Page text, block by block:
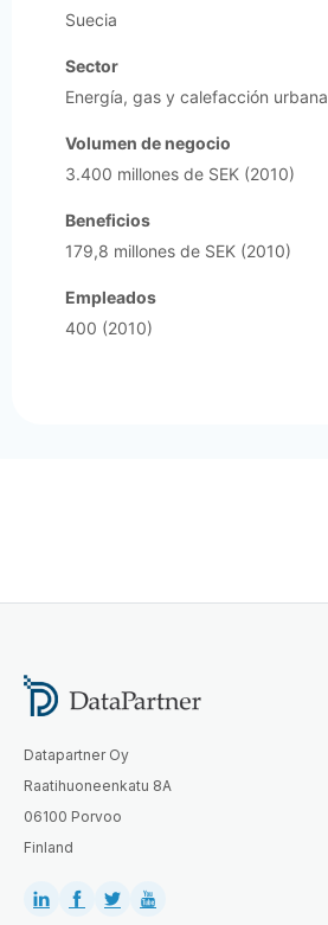
Suecia
Sector
Energía, gas y calefacción urbana
Volumen de negocio
3.400 millones de SEK (2010)
Beneficios
179,8 millones de SEK (2010)
Empleados
400 (2010)
Datapartner Oy
Raatihuoneenkatu 8A
06100 Porvoo
Finland